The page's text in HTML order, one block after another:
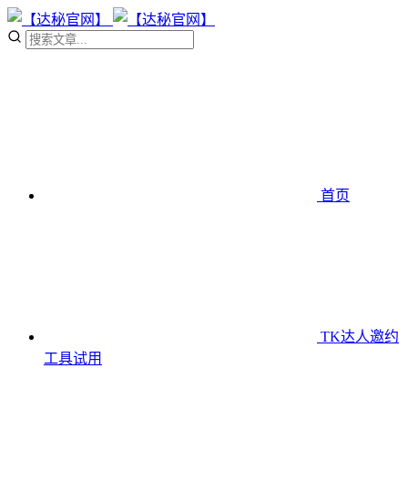
首页
TK达人邀约
工具试用